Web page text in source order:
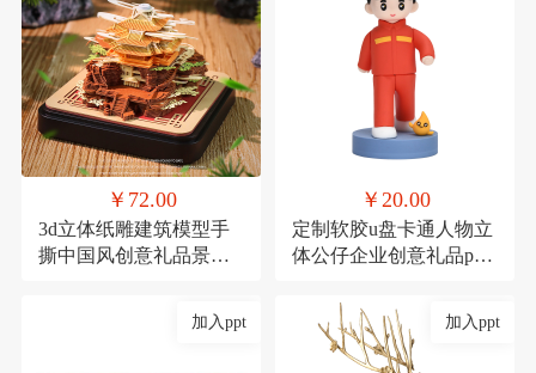
￥72.00
3d立体纸雕建筑模型手
撕中国风创意礼品景点
￥20.00
定制软胶u盘卡通人物立
体公仔企业创意礼品pvc
加入ppt 加入ppt